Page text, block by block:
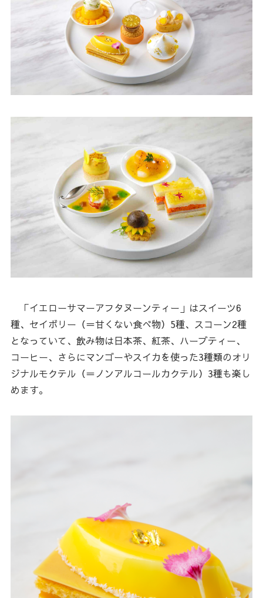
「イエローサマーアフタヌーンティー」はスイーツ6
種、セイボリー（＝甘くない食べ物）5種、スコーン2種
となっていて、飲み物は日本茶、紅茶、ハーブティー、
コーヒー、さらにマンゴーやスイカを使った3種類のオリ
ジナルモクテル（＝ノンアルコールカクテル）3種も楽し
めます。